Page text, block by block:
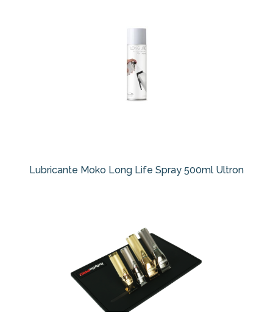
Lubricante Moko Long Life Spray 500ml Ultron